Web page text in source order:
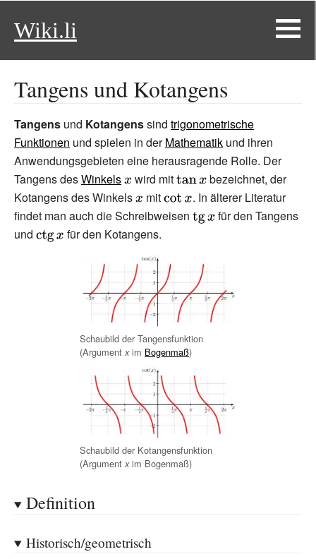
Wiki.li
Tangens und Kotangens
Tangens und Kotangenssind trigonometrische
Funktionen und spielen in derMathematik und ihren
Anwendungsgebieten eine herausragende Rolle. Der
Tangens desWinkels{\displaystyle
x}
wird mit{\displaystyle
\tan x}
bezeichnet, der
Kotangens des Winkels{\displaystyle
x}
mit{\displaystyle
\cot x}
. In älterer Literatur
findet man auch die Schreibweisen {\displaystyle
für den Tangens
und {\displaystylefür den Kotangens.
Schaubild der Tangensfunktion
(Argument xim Bogenmaß)
Schaubild der Kotangensfunktion
(Argument xim Bogenmaß)
Definition
Historisch/geometrisch